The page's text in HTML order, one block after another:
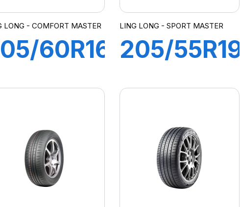
LONG - COMFORT MASTER
60R16
LING LONG - SPORT MASTER
205/55R19
MASTER
C/S